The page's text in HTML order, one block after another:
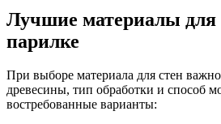
Лучшие материалы для
парилке
При выборе материала для стен
древесины, тип обработки и способ
востребованные варианты: